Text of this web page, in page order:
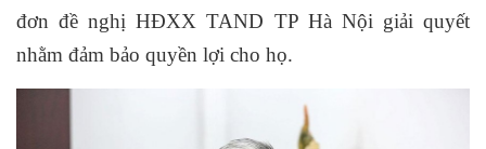
đơn đề nghị HĐXX TAND TP Hà Nội giải quyết
nhằm đảm bảo quyền lợi cho họ.